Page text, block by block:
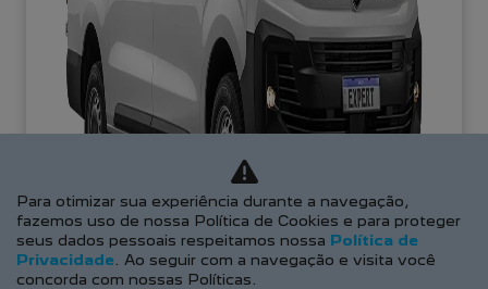
Para otimizar sua experiência durante a navegação,
fazemos uso de nossa Política de Cookies e para proteger
seus dados pessoais respeitamos nossa Política de
Privacidade . Ao seguir com a navegação e visita você
concorda com nossas Políticas.